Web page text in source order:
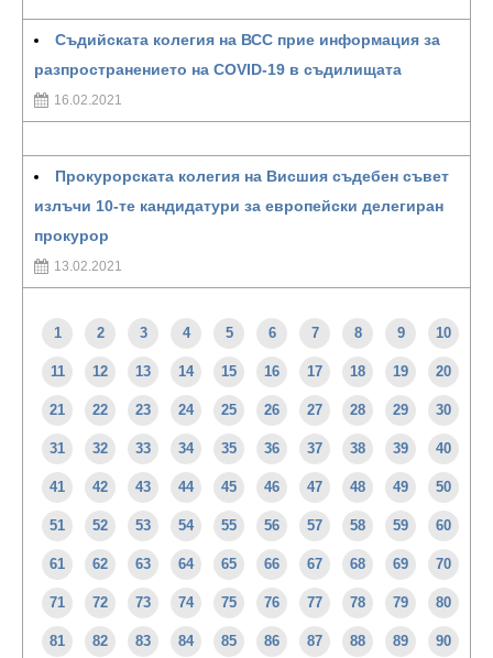
Съдийската колегия на ВСС прие информация за
разпространението на COVID-19 в съдилищата
16.02.2021
Прокурорската колегия на Висшия съдебен съвет
излъчи 10-те кандидатури за европейски делегиран
прокурор
13.02.2021
1 2 3 4 5 6 7 8 9 10
11 12 13 14 15 16 17 18 19 20
21 22 23 24 25 26 27 28 29 30
31 32 33 34 35 36 37 38 39 40
41 42 43 44 45 46 47 48 49 50
51 52 53 54 55 56 57 58 59 60
61 62 63 64 65 66 67 68 69 70
71 72 73 74 75 76 77 78 79 80
81 82 83 84 85 86 87 88 89 90